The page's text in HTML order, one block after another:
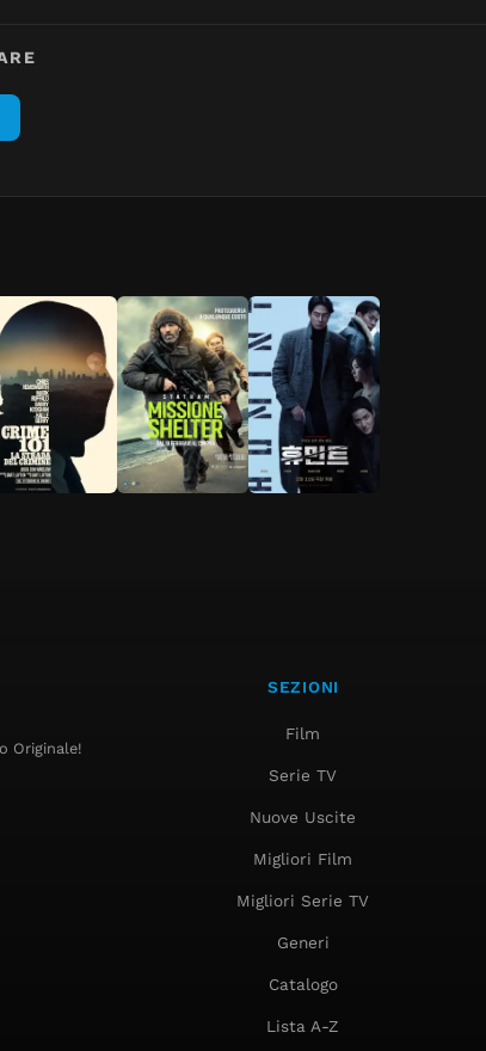
Originale!
SEZIONI
Film
Serie TV
Nuove Uscite
Migliori Film
Migliori Serie TV
Generi
Catalogo
Lista A-Z